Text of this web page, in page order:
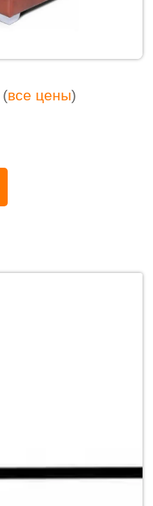
(все цены)